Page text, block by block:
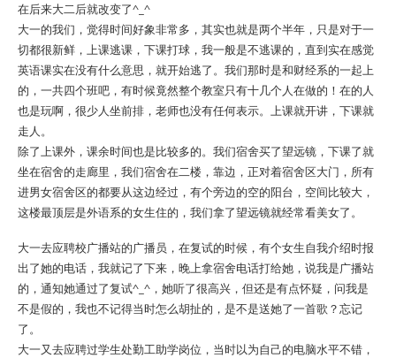
在后来大二后就改变了^_^
大一的我们，觉得时间好象非常多，其实也就是两个半年，只是对于一
切都很新鲜，上课逃课，下课打球，我一般是不逃课的，直到实在感觉
英语课实在没有什么意思，就开始逃了。我们那时是和财经系的一起上
的，一共四个班吧，有时候竟然整个教室只有十几个人在做的！在的人
也是玩啊，很少人坐前排，老师也没有任何表示。上课就开讲，下课就
走人。
除了上课外，课余时间也是比较多的。我们宿舍买了望远镜，下课了就
坐在宿舍的走廊里，我们宿舍在二楼，靠边，正对着宿舍区大门，所有
进男女宿舍区的都要从这边经过，有个旁边的空的阳台，空间比较大，
这楼最顶层是外语系的女生住的，我们拿了望远镜就经常看美女了。
大一去应聘校广播站的广播员，在复试的时候，有个女生自我介绍时报
出了她的电话，我就记了下来，晚上拿宿舍电话打给她，说我是广播站
的，通知她通过了复试^_^，她听了很高兴，但还是有点怀疑，问我是
不是假的，我也不记得当时怎么胡扯的，是不是送她了一首歌？忘记
了。
大一又去应聘过学生处勤工助学岗位，当时以为自己的电脑水平不错，